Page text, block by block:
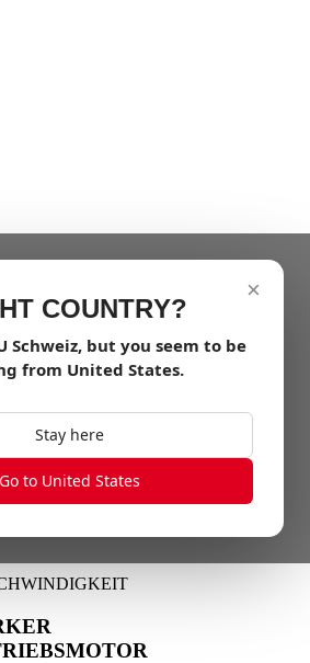
×
COUNTRY?
Schweiz, but you seem to be
from United States.
Stay here
Go to United States
Kickscooter